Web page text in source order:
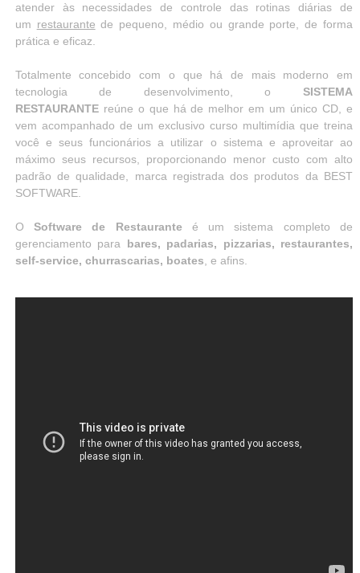
atender às necessidades de controle das rotinas diárias de
um restaurante de pequeno, médio ou grande porte, de forma
prática e eficaz.
Totalmente concebido com o que há de mais moderno em
tecnologia de desenvolvimento, o SISTEMA
RESTAURANTEreúne o que há de melhor em um único CD, e
vem acompanhado de um exclusivo curso multimídia que treina
você e seus funcionários a utilizar o sistema e aproveitar ao
máximo seus recursos, proporcionando menor custo com alto
padrão de qualidade, marca registrada dos produtos da BEST
SOFTWARE.
OSoftware de Restaurante é um sistema completo de
gerenciamento para bares, padarias, pizzarias, restaurantes,
self-service, churrascarias, boates , e afins.